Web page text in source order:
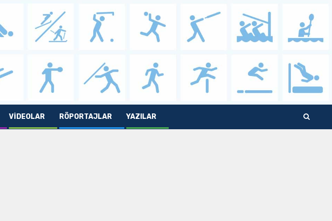
VIDEOLAR RÖPORTAJLAR YAZILAR